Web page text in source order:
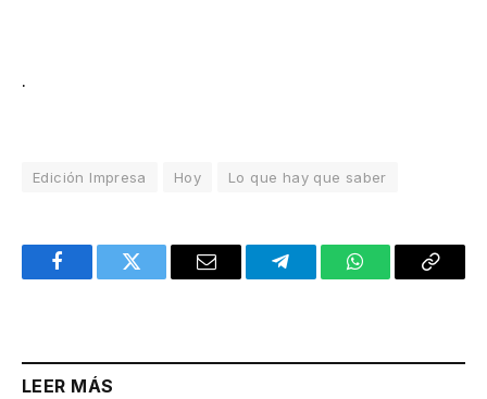
.
Edición Impresa Hoy Lo que hay que saber
FacebookTwitter Email TelegramWhatsAppCopy
LEER MÁS